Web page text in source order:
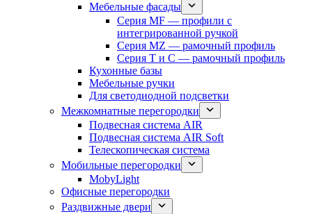
Мебельные фасады
Серия MF — профили с
интегрированной ручкой
Серия MZ — рамочный профиль
Серия T и C — рамочный профиль
Кухонные базы
Мебельные ручки
Для светодиодной подсветки
Межкомнатные перегородки
Подвесная система AIR
Подвесная система AIR Soft
Телескопическая система
Мобильные перегородки
MobyLight
Офисные перегородки
Раздвижные двери